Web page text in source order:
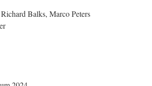
Balks, Marco Peters